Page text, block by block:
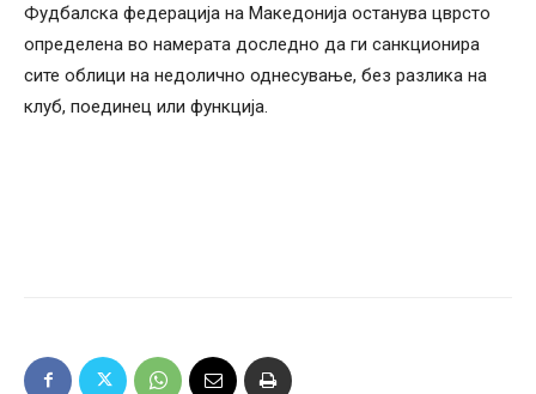
Фудбалска федерација на Македонија останува цврсто
определена во намерата доследно да ги санкционира
сите облици на недолично однесување, без разлика на
клуб, поединец или функција.